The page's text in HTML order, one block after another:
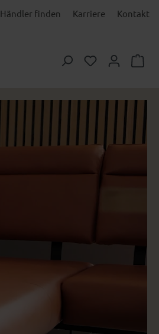
Händler finden Karriere Kontakt
Du hast 0